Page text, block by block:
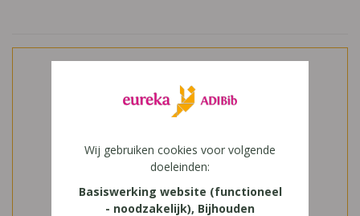
Wij gebruiken cookies voor volgende
doeleinden:
Basiswerking website (functioneel
- noodzakelijk), Bijhouden